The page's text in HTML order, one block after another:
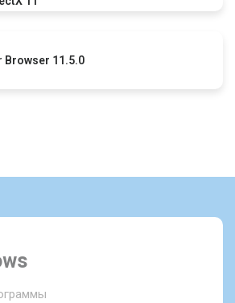
Browser 11.5.0